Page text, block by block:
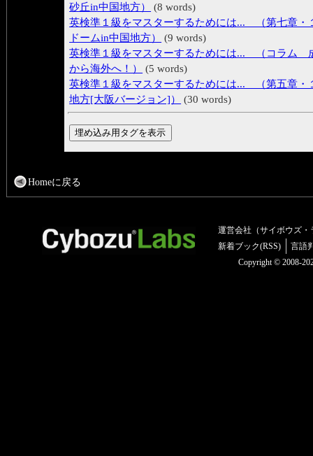
砂丘in中国地方）
(8 words)
英検準１級をマスターするためには... （第七章
ドームin中国地方）
(9 words)
英検準１級をマスターするためには... （コラム
から海外へ！）
(5 words)
英検準１級をマスターするためには... （第五章
地方[大阪バージョン]）
(30 words)
Homeに戻る
運営会社（サイボウズ・
新着ブック(RSS)
言語
Copyright © 2008-